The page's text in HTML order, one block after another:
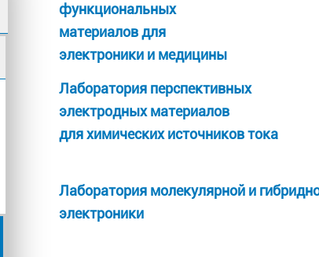
функциональных
материалов для
электроники и медицины
Лаборатория перспективных
электродных материалов
для химических источников тока
Лаборатория молекулярной и
электроники